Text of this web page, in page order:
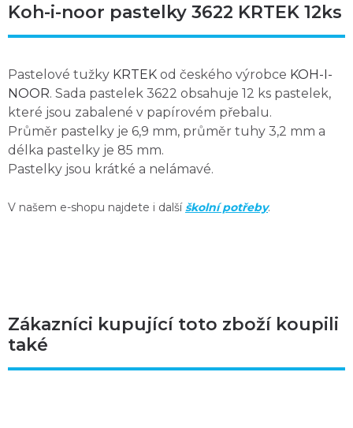
Koh-i-noor pastelky 3622 KRTEK 12ks
Pastelové tužky KRTEK od českého výrobce KOH-I-
NOOR. Sada pastelek 3622 obsahuje 12 ks pastelek,
které jsou zabalené v papírovém přebalu.
Průměr pastelky je 6,9 mm, průměr tuhy 3,2 mm a
délka pastelky je 85 mm.
Pastelky jsou krátké a nelámavé.
V našem e-shopu najdete i dalšíškolní potřeby.
Zákazníci kupující toto zboží koupili
také